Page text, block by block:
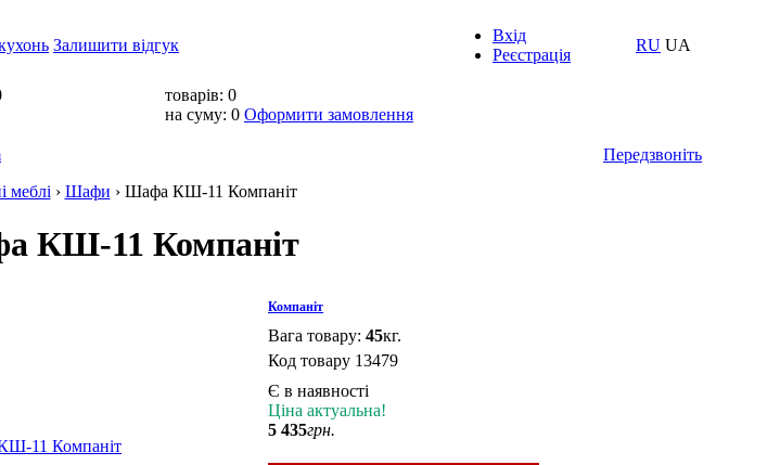
Залишити відгук
Вхід
Реєстрація
RU UA
товарів: 0
на суму: 0 Оформити замовлення
Передзвоніть
меблі › Шафи › Шафа КШ-11 Компаніт
КШ-11 Компаніт
Компаніт
Вага товару: 45кг.
Код товару 13479
Є в наявності
Ціна актуальна!
5 435грн.